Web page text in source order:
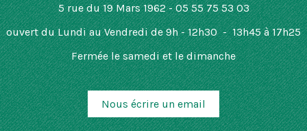
5 rue du 19 Mars 1962 - 05 55 75 53 03
ouvertdu Lundi au Vendredi de 9h - 12h30 - 13h45 à 17h25
Fermée le samedi et le dimanche
Nous écrire un email